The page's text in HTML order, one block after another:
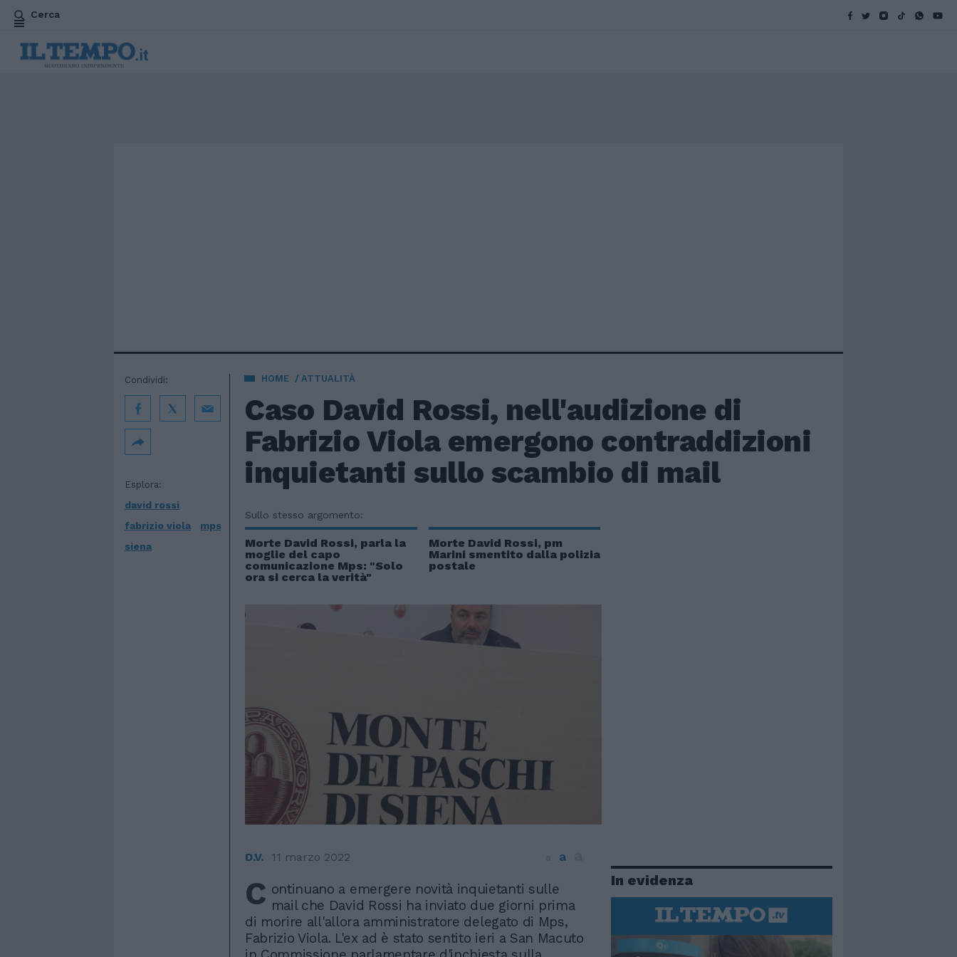
Cerca
HOME ATTUALITÀ
Caso David Rossi, nell'audizione di
Fabrizio Viola emergono contraddizioni
inquietanti sullo scambio di mail
Esplora:
david rossi
fabrizio viola
mps
siena
Condividi:
Sullo stesso argomento:
Morte David Rossi, parla la
moglie del capo
comunicazione Mps: "Solo
ora si cerca la verità"
Morte David Rossi, pm
Marini smentito dalla polizia
postale
D.V. 11 marzo 2022 a
C ontinuano a emergere novità inquietanti sulle
mail che David Rossi ha inviato due giorni prima
di morire all'allora amministratore delegato di Mps,
Fabrizio Viola. L'ex ad è stato sentito ieri a San Macuto
In evidenza